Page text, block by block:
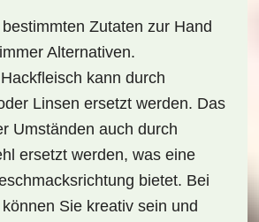
Zutaten zur Hand
Alternativen.
Hackfleisch kann durch
Linsen ersetzt werden. Das
Umständen auch durch
ersetzt werden, was eine
bietet. Bei
Sie kreativ sein und